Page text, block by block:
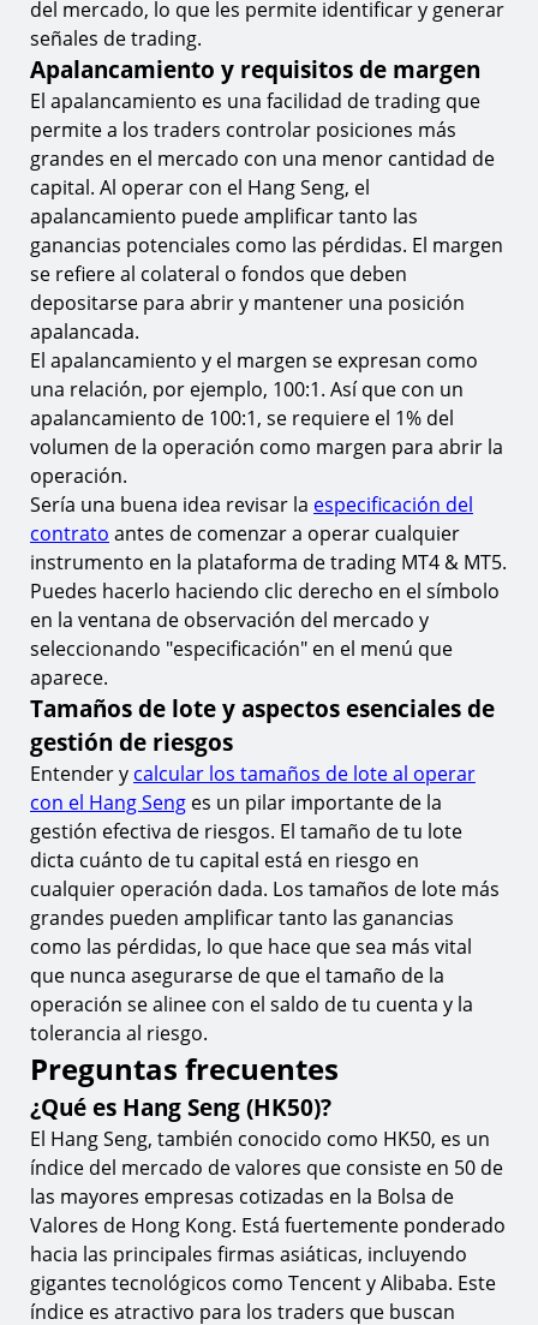
del mercado, lo que les permite identificar y generar
señales de trading.
Apalancamiento y requisitos de margen
El apalancamiento es una facilidad de trading que
permite a los traders controlar posiciones más
grandes en el mercado con una menor cantidad de
capital. Al operar con el Hang Seng, el
apalancamiento puede amplificar tanto las
ganancias potenciales como las pérdidas. El margen
se refiere al colateral o fondos que deben
depositarse para abrir y mantener una posición
apalancada.
El apalancamiento y el margen se expresan como
una relación, por ejemplo, 100:1. Así que con un
apalancamiento de 100:1, se requiere el 1% del
volumen de la operación como margen para abrir la
operación.
Sería una buena idea revisar la especificación del
contrato antes de comenzar a operar cualquier
instrumento en la plataforma de trading MT4 & MT5.
Puedes hacerlo haciendo clic derecho en el símbolo
en la ventana de observación del mercado y
seleccionando "especificación" en el menú que
aparece.
Tamaños de lote y aspectos esenciales de
gestión de riesgos
Entender y calcular los tamaños de lote al operar
con el Hang Seng es un pilar importante de la
gestión efectiva de riesgos. El tamaño de tu lote
dicta cuánto de tu capital está en riesgo en
cualquier operación dada. Los tamaños de lote más
grandes pueden amplificar tanto las ganancias
como las pérdidas, lo que hace que sea más vital
que nunca asegurarse de que el tamaño de la
operación se alinee con el saldo de tu cuenta y la
tolerancia al riesgo.
Preguntas frecuentes
¿Qué es Hang Seng (HK50)?
El Hang Seng, también conocido como HK50, es un
índice del mercado de valores que consiste en 50 de
las mayores empresas cotizadas en la Bolsa de
Valores de Hong Kong. Está fuertemente ponderado
hacia las principales firmas asiáticas, incluyendo
gigantes tecnológicos como Tencent y Alibaba. Este
índice es atractivo para los traders que buscan